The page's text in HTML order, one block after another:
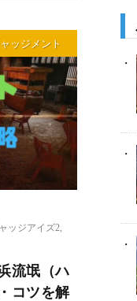
ッジメント
ッジアイズ2
流氓（ハ
コツを解